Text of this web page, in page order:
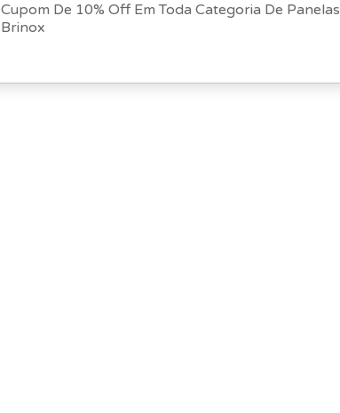
Cupom De 10% Off Em Toda Categoria De Panelas
Brinox